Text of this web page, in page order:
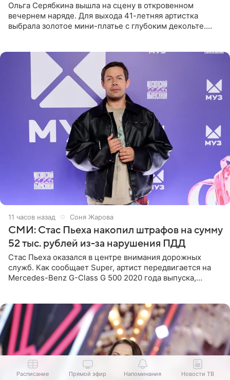
Ольга Серябкина вышла на сцену в откровенном
вечернем наряде. Для выхода 41-летняя артистка
выбрала золотое мини-платье с глубоким декольте.
11 часов назад Соня Жарова
СМИ: Стас Пьеха накопил штрафов на сумму
52 тыс. рублей из-за нарушения ПДД
Стас Пьеха оказался в центре внимания дорожных
служб. Как сообщает Super, артист передвигается на
Mercedes-Benz G-Class G 500 2020 года выпуска,
Расписание Прямой эфир Напоминания Новости ТВ